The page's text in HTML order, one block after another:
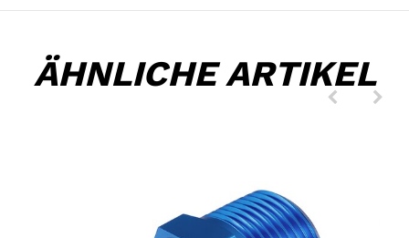
ÄHNLICHE ARTIKEL